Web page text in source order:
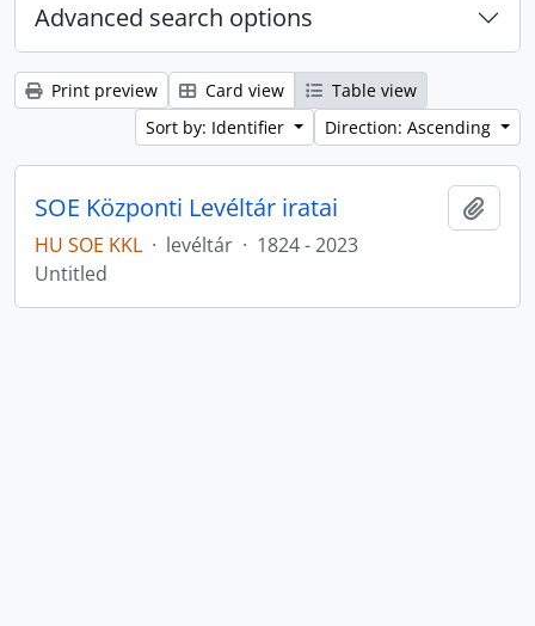
Advanced search options
Print preview Card view
Table view
Sort by: Identifier
Direction: Ascending
SOE Központi Levéltár iratai
HU SOE KKL · levéltár · 1824 - 2023
Untitled